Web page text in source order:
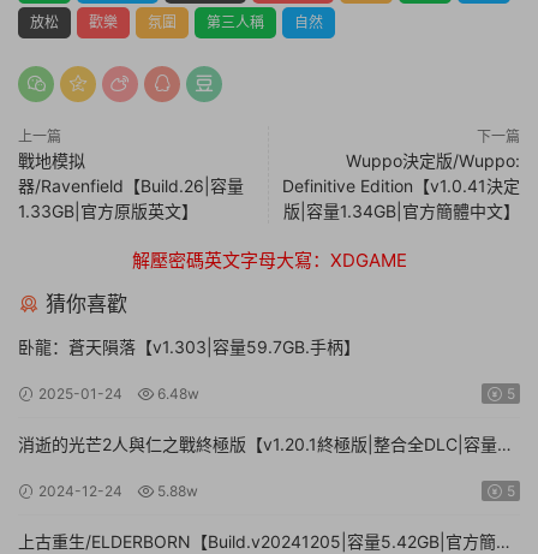
放松
歡樂 氛圍 第三人稱 自然
上一篇
戰地模拟
器/Ravenfield【Build.26|容量
1.33GB|官方原版英文】
下一篇
Wuppo決定版/Wuppo:
Definitive Edition【v1.0.41決定
版|容量1.34GB|官方簡體中文】
解壓密碼英文字母大寫：XDGAME
猜你喜歡
卧龍：蒼天隕落【v1.303|容量59.7GB.手柄】
2025-01-24 6.48w 5
消逝的光芒2人與仁之戰終極版【v1.20.1終極版|整合全DLC|容量
2024-12-24 5.88w 5
上古重生/ELDERBORN【Build.v20241205|容量5.42GB|官方簡體